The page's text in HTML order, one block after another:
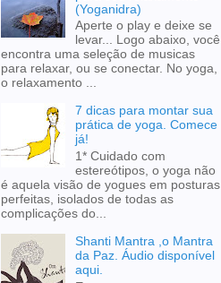
(Yoganidra)
Aperte o play e deixe se
levar... Logo abaixo, você
encontra uma seleção de musicas
para relaxar, ou se conectar. No yoga,
o relaxamento ...
7 dicas para montar sua
prática de yoga. Comece
já!
1* Cuidado com
estereótipos, o yoga não
é aquela visão de yogues em posturas
perfeitas, isolados de todas as
complicações do...
Shanti Mantra ,o Mantra
da Paz. Áudio disponível
aqui.